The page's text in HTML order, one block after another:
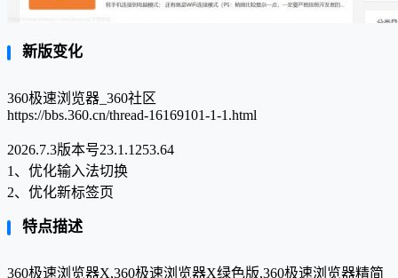
新版变化
360极速浏览器_360社区
https://bbs.360.cn/thread-16169101-1-1.html
2026.7.3版本号23.1.1253.64
1、优化输入法切换
2、优化新标签页
特点描述
360极速浏览器X,360极速浏览器X绿色版,360极速浏览器精简